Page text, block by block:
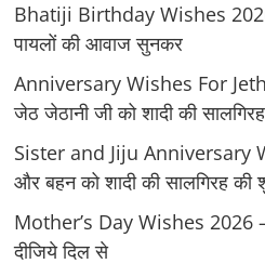
Bhatiji Birthday Wishes 2026
पायलों की आवाज सुनकर
Anniversary Wishes For
जेठ जेठानी जी को शादी की
Sister and Jiju Anniversary
और बहन को शादी की सालगिरह की
Mother’s Day Wishes 2026 –
दीजिये दिल से